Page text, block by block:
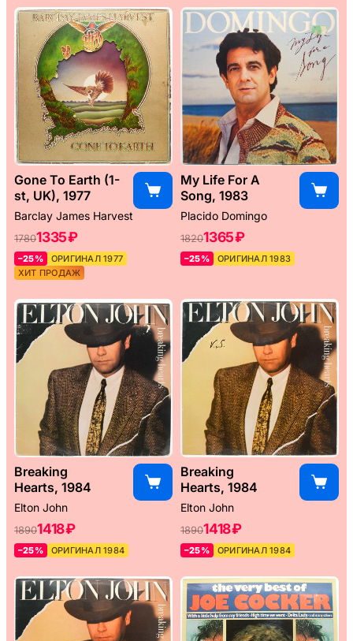
Gone To Earth (1-
st, UK), 1977
Barclay James Harvest
17801335 ₽
–25%
ОРИГИНАЛ 1977
ХИТ ПРОДАЖ
My Life For A
Song, 1983
Placido Domingo
18201365 ₽
–25% ОРИГИНАЛ 1983
Breaking
Hearts, 1984
Elton John
18901418 ₽
–25% ОРИГИНАЛ 1984
Breaking
Hearts, 1984
Elton John
18901418 ₽
–25% ОРИГИНАЛ 1984